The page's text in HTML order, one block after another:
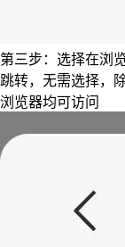
第三步：选择在浏
跳转，无需选择，
浏览器均可访问